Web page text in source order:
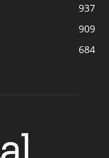
937
909
684